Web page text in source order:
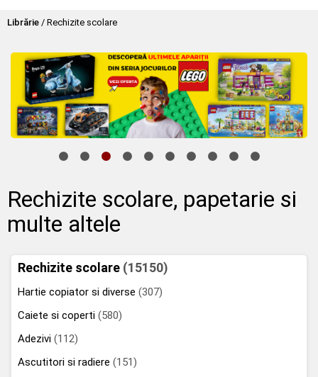
Librărie / Rechizite scolare
Rechizite scolare, papetarie si
multe altele
Rechizite scolare (15150)
Hartie copiator si diverse (307)
Caiete si coperti (580)
Adezivi (112)
Ascutitori si radiere (151)